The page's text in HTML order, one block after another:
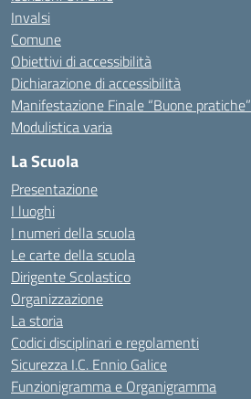
Invalsi
Comune
Obiettivi di accessibilità
Dichiarazione di accessibilità
Manifestazione Finale “Buone pratiche”
Modulistica varia
La Scuola
Presentazione
I luoghi
I numeri della scuola
Le carte della scuola
Dirigente Scolastico
Organizzazione
La storia
Codici disciplinari e regolamenti
Sicurezza I.C. Ennio Galice
Funzionigramma e Organigramma